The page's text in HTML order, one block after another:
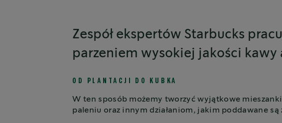
Zespół ekspertów Starbucks
parzeniem wysokiej jakości kawy
OD PLANTACJI DO KUBKA
W ten sposób możemy tworzyć wyjątkowe
paleniu oraz innym działaniom, jakim poddawane są